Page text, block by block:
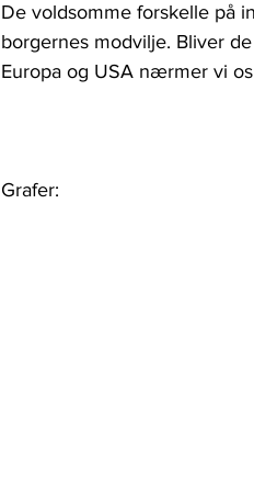
De voldsomme forskelle på
borgernes modvilje. Bliver
Europa og USA nærmer vi
Grafer: